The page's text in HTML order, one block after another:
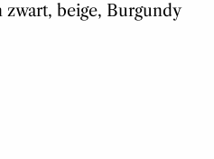
zwart, beige, Burgundy